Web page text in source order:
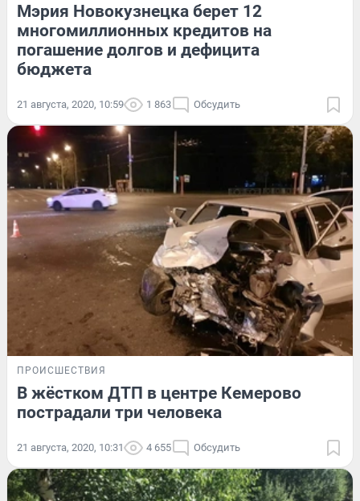
Мэрия Новокузнецка берет 12
многомиллионных кредитов на
погашение долгов и дефицита
бюджета
21 августа, 2020, 10:59 1 863 Обсудить
ПРОИСШЕСТВИЯ
В жёстком ДТП в центре Кемерово
пострадали три человека
21 августа, 2020, 10:31 4 655 Обсудить